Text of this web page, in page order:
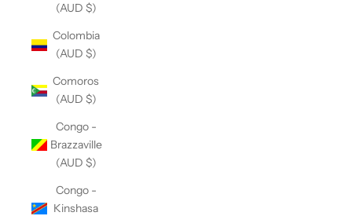
(AUD $)
Colombia
(AUD $)
Comoros
(AUD $)
Congo -
Brazzaville
(AUD $)
Congo -
Kinshasa